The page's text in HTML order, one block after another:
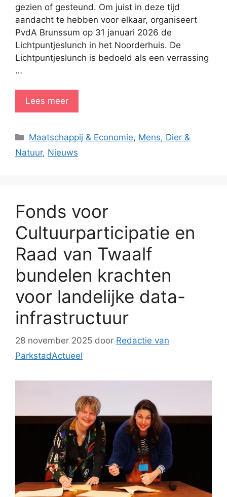
gezien of gesteund. Om juist in deze tijd
aandacht te hebben voor elkaar, organiseert
PvdA Brunssum op 31 januari 2026 de
Lichtpuntjeslunch in het Noorderhuis. De
Lichtpuntjeslunch is bedoeld als een verrassing
…
Lees meer
Categorieën
Maatschappij & Economie, Mens, Dier &
Natuur, Nieuws
Fonds voor
Cultuurparticipatie en
Raad van Twaalf
bundelen krachten
voor landelijke data-
infrastructuur
28 november 2025 door Redactie van
ParkstadActueel